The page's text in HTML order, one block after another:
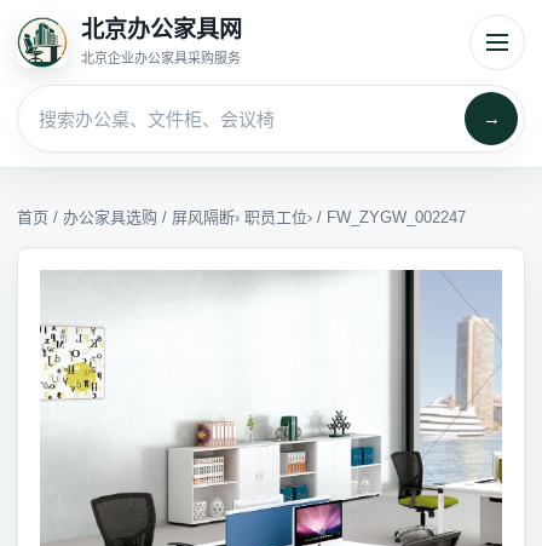
北京办公家具网
北京企业办公家具采购服务
→
首页 / 办公家具选购 / 屏风隔断› 职员工位› / FW_ZYGW_002247